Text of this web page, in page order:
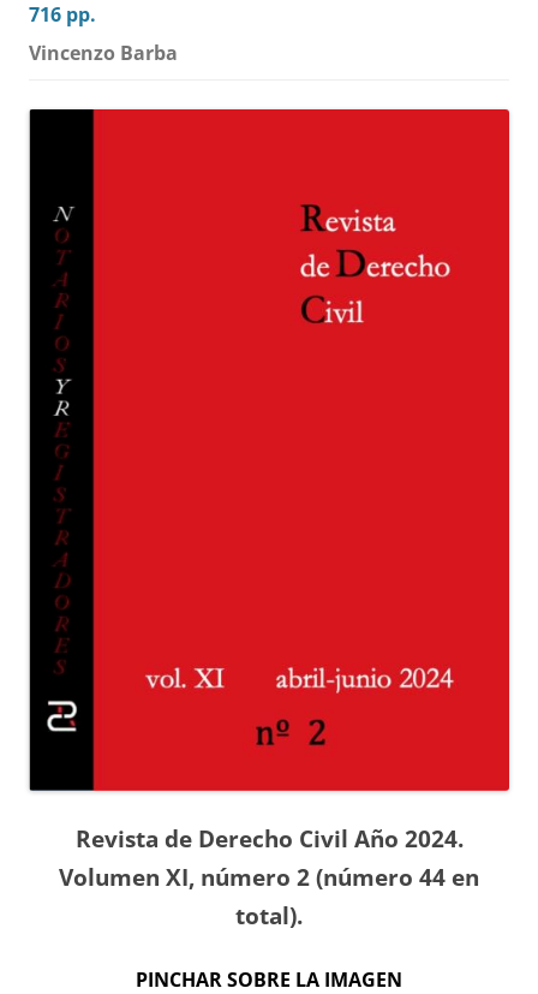
716 pp.
Vincenzo Barba
Revista de Derecho Civil Año 2024.
Volumen XI, número 2 (número 44 en
total).
PINCHAR SOBRE LA IMAGEN